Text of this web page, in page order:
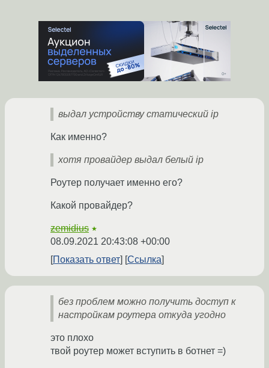
выдал устройству статический ip
Как именно?
хотя провайдер выдал белый ip
Роутер получает именно его?
Какой провайдер?
zemidius ★
08.09.2021 20:43:08 +00:00
Показать ответ
Ссылка
без проблем можно получить доступ к
настройкам роутера откуда угодно
это плохо
твой роутер может вступить в ботнет =)